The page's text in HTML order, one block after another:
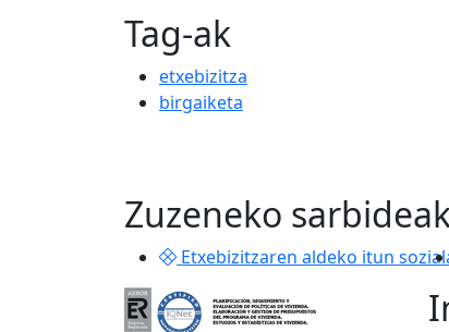
Tag-ak
etxebizitza
birgaiketa
Zuzeneko
Etxebizitzaren aldeko itun